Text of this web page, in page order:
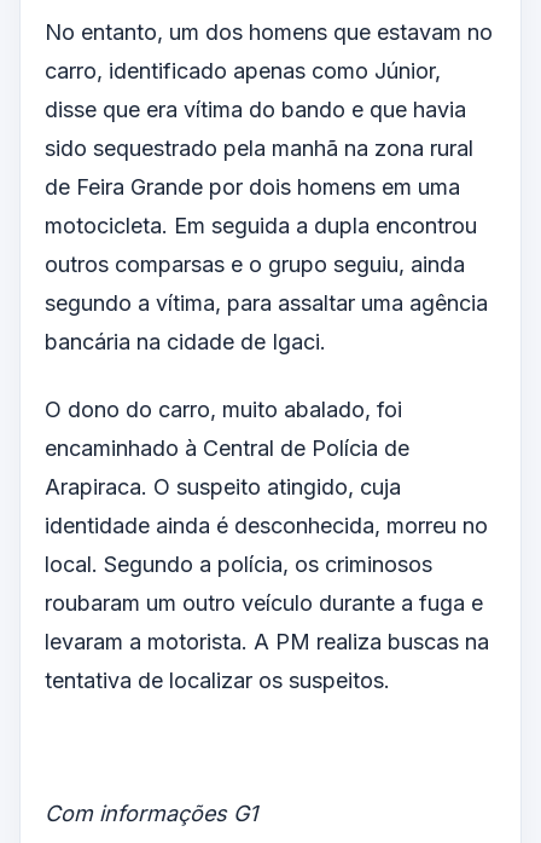
No entanto, um dos homens que estavam no
carro, identificado apenas como Júnior,
disse que era vítima do bando e que havia
sido sequestrado pela manhã na zona rural
de Feira Grande por dois homens em uma
motocicleta. Em seguida a dupla encontrou
outros comparsas e o grupo seguiu, ainda
segundo a vítima, para assaltar uma agência
bancária na cidade de Igaci.
O dono do carro, muito abalado, foi
encaminhado à Central de Polícia de
Arapiraca. O suspeito atingido, cuja
identidade ainda é desconhecida, morreu no
local. Segundo a polícia, os criminosos
roubaram um outro veículo durante a fuga e
levaram a motorista. A PM realiza buscas na
tentativa de localizar os suspeitos.
Com informações G1